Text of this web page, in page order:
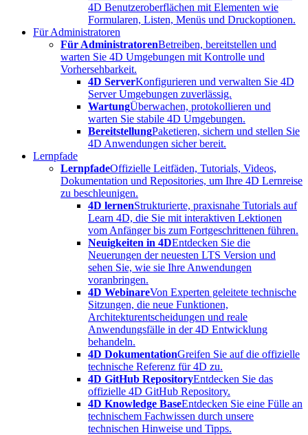
4D Benutzeroberflächen mit Elementen wie
Formularen, Listen, Menüs und Druckoptionen.
Für Administratoren
Für AdministratorenBetreiben, bereitstellen und
warten Sie 4D Umgebungen mit Kontrolle und
Vorhersehbarkeit.
4D ServerKonfigurieren und verwalten Sie 4D
Server Umgebungen zuverlässig.
WartungÜberwachen, protokollieren und
warten Sie stabile 4D Umgebungen.
BereitstellungPaketieren, sichern und stellen Sie
4D Anwendungen sicher bereit.
Lernpfade
LernpfadeOffizielle Leitfäden, Tutorials, Videos,
Dokumentation und Repositories, um Ihre 4D Lernreise
zu beschleunigen.
4D lernenStrukturierte, praxisnahe Tutorials auf
Learn 4D, die Sie mit interaktiven Lektionen
vom Anfänger bis zum Fortgeschrittenen führen.
Neuigkeiten in 4DEntdecken Sie die
Neuerungen der neuesten LTS Version und
sehen Sie, wie sie Ihre Anwendungen
voranbringen.
4D WebinareVon Experten geleitete technische
Sitzungen, die neue Funktionen,
Architekturentscheidungen und reale
Anwendungsfälle in der 4D Entwicklung
behandeln.
4D DokumentationGreifen Sie auf die offizielle
technische Referenz für 4D zu.
4D GitHub RepositoryEntdecken Sie das
offizielle 4D GitHub Repository.
4D Knowledge BaseEntdecken Sie eine Fülle an
technischem Fachwissen durch unsere
technischen Hinweise und Tipps.